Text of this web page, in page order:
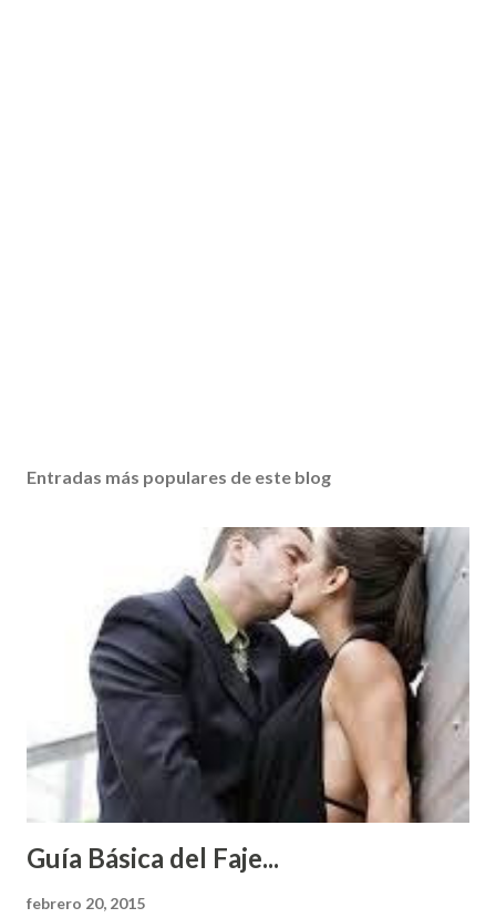
Entradas más populares de este blog
Guía Básica del Faje...
febrero 20, 2015